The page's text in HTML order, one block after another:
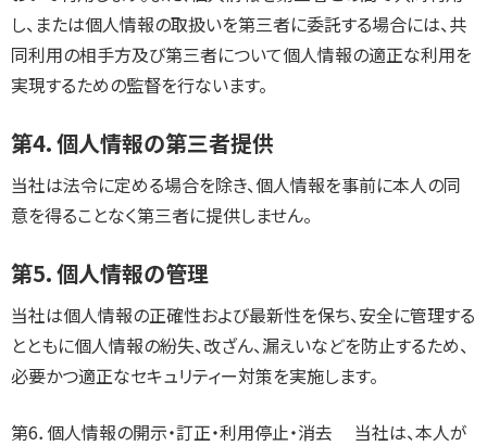
し、または個人情報の取扱いを第三者に委託する場合には、共
同利用の相手方及び第三者について個人情報の適正な利用を
実現するための監督を行ないます。
第4．個人情報の第三者提供
当社は法令に定める場合を除き、個人情報を事前に本人の同
意を得ることなく第三者に提供しません。
第5．個人情報の管理
当社は個人情報の正確性および最新性を保ち、安全に管理する
とともに個人情報の紛失、改ざん、漏えいなどを防止するため、
必要かつ適正なセキュリティー対策を実施します。
第6．個人情報の開示・訂正・利用停止・消去 当社は、本人が